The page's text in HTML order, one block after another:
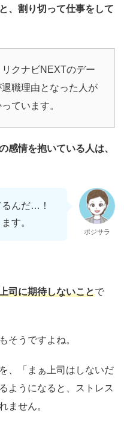
、割り切って仕事をして
クナビNEXTのデー
職理由となった人が
ています。
感情を抱いている人は、
んだ…！
す。
ポジサラ
司に期待しないことで
そうですよね。
、「まぁ上司はしないだ
ようになると、ストレス
ません。